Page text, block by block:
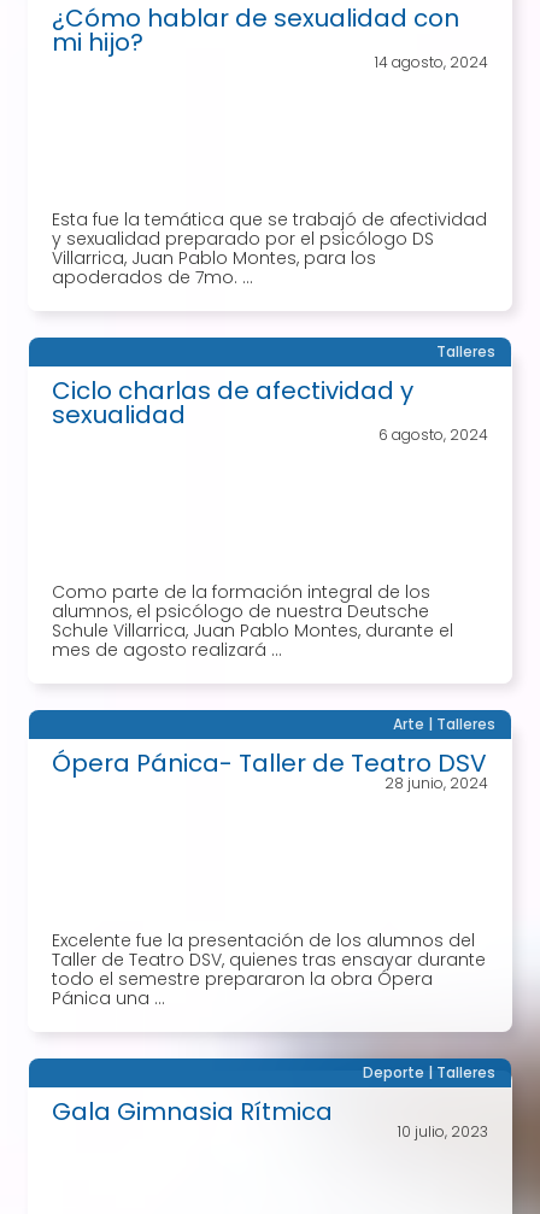
¿Cómo hablar de sexualidad con
mi hijo?
14 agosto, 2024
Esta fue la temática que se trabajó de afectividad
y sexualidad preparado por el psicólogo DS
Villarrica, Juan Pablo Montes, para los
apoderados de 7mo. ...
Talleres
Ciclo charlas de afectividad y
sexualidad
6 agosto, 2024
Como parte de la formación integral de los
alumnos, el psicólogo de nuestra Deutsche
Schule Villarrica, Juan Pablo Montes, durante el
mes de agosto realizará ...
Arte | Talleres
Ópera Pánica- Taller de Teatro DSV
28 junio, 2024
Excelente fue la presentación de los alumnos del
Taller de Teatro DSV, quienes tras ensayar durante
todo el semestre prepararon la obra Ópera
Pánica una ...
Deporte| Talleres
Gala Gimnasia Rítmica
10 julio, 2023